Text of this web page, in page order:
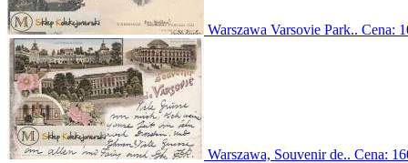
Warszawa Varsovie Park.. Cena:
Warszawa, Souvenir de.. Cena: